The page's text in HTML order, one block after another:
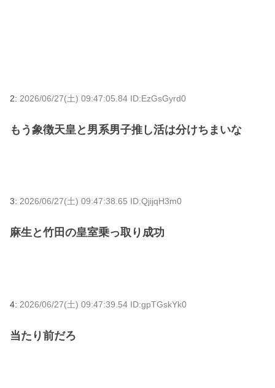
2: 2026/06/27(土) 09:47:05.84 ID:EzGsGyrd0
もう象徴天皇と男系男子推し活は分けちまいな
3: 2026/06/27(土) 09:47:38.65 ID:QjijqH3m0
麻生と竹田の皇室乗っ取り成功
4: 2026/06/27(土) 09:47:39.54 ID:gpTGskYk0
当たり前だろ